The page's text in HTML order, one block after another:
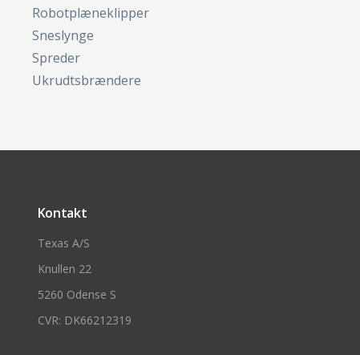
Robotplæneklipper
Sneslynge
Spreder
Ukrudtsbrændere
Kontakt
Texas A/S
Knullen 22
5260 Odense S
CVR: DK66212319